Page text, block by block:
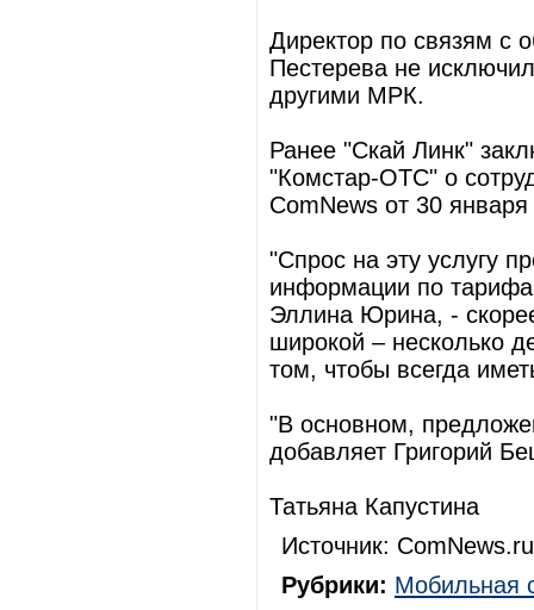
Директор по связям с
Пестерева не
другими МРК.
Ранее "Скай Линк"
"Комстар-ОТС" о
ComNews от 30 января
"Спрос на эту услугу
информации по
Эллина Юрина, -
широкой – несколько
том, чтобы всегда
"В основном,
добавляет Григорий
Татьяна Капустина
Источник:
Рубрики: Мобильная